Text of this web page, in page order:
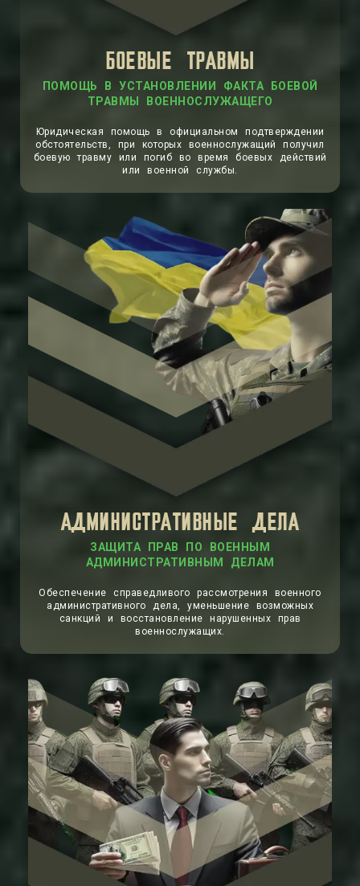
БОЕВЫЕ ТРАВМЫ
ПОМОЩЬ В УСТАНОВЛЕНИИ ФАКТА БОЕВОЙ
ТРАВМЫ ВОЕННОСЛУЖАЩЕГО
Юридическая помощь в официальном подтверждении
обстоятельств, при которых военнослужащий получил
боевую травму или погиб во время боевых действий
или военной службы.
АДМИНИСТРАТИВНЫЕ ДЕЛА
ЗАЩИТА ПРАВ ПО ВОЕННЫМ
АДМИНИСТРАТИВНЫМ ДЕЛАМ
Обеспечение справедливого рассмотрения военного
административного дела, уменьшение возможных
санкций и восстановление нарушенных прав
военнослужащих.